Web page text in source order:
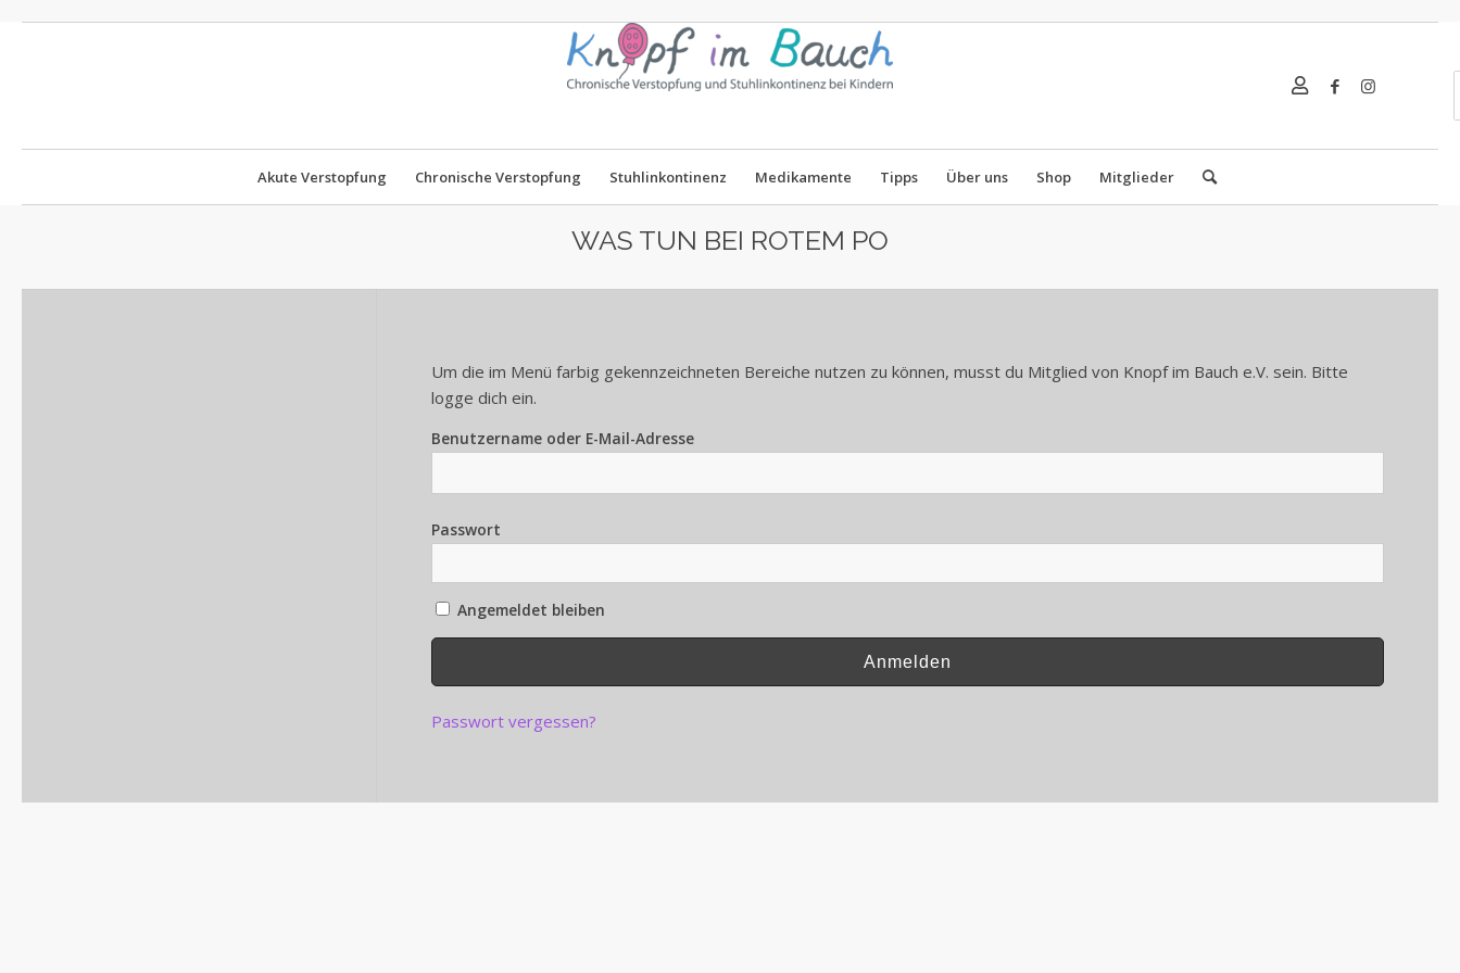
Akute Verstopfung Chronische Verstopfung Stuhlinkontinenz Medikamente Tipps Über uns Shop Mitglieder
WAS TUN BEI ROTEM PO
Um die im Menü farbig gekennzeichneten Bereiche nutzen zu können, musst du Mitglied von Knopf im Bauch e.V. sein. Bitte
logge dich ein.
Benutzername oder E-Mail-Adresse
Passwort
Angemeldet bleiben
Passwort vergessen?